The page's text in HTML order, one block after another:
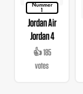
Nummer
1
Jordan Air
Jordan 4
👍 185
votes